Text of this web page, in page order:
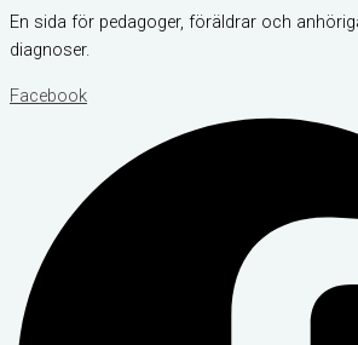
En sida för pedagoger, föräldrar och
diagnoser.
Facebook